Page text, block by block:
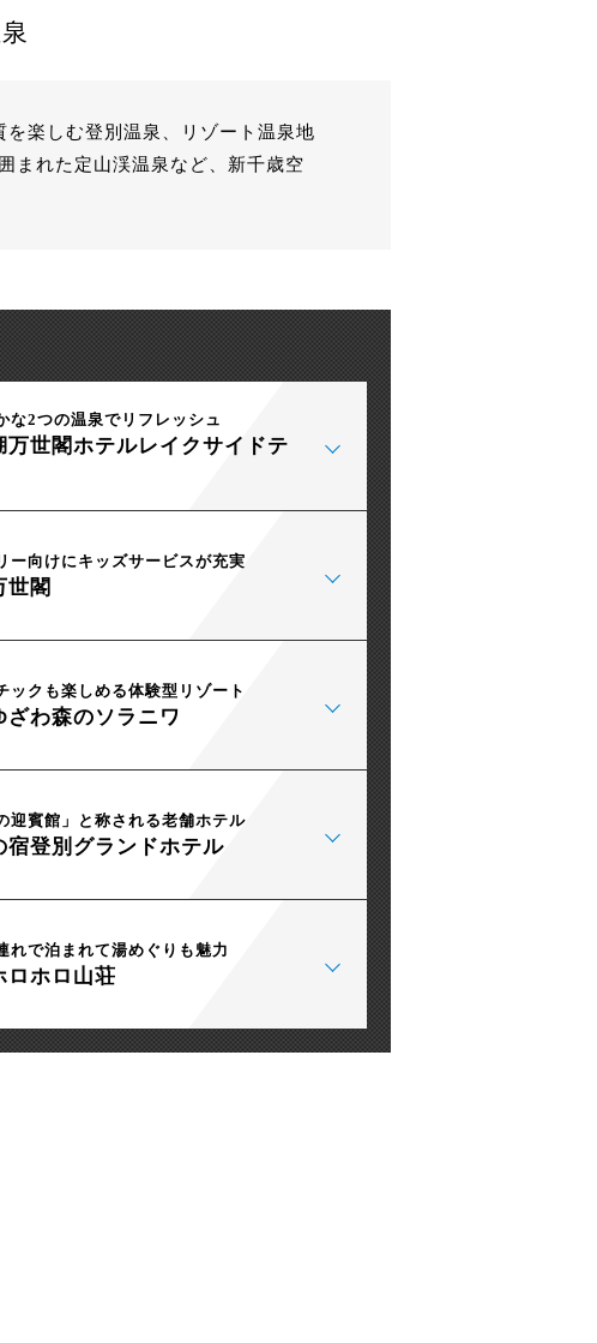
楽しむ登別温泉、リゾート温泉地
まれた定山渓温泉など、新千歳空
な2つの温泉でリフレッシュ
万世閣ホテルレイクサイドテ
ー向けにキッズサービスが充実
世閣
ックも楽しめる体験型リゾート
ざわ森のソラニワ
迎賓館」と称される老舗ホテル
宿登別グランドホテル
れで泊まれて湯めぐりも魅力
ロホロ山荘